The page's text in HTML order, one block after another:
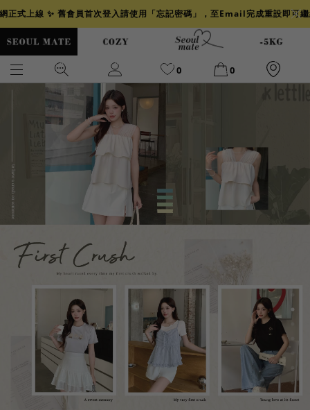
正式上線 ✨ 舊會員首次登入請使用「忘記密碼」，至Email完成重設即可
0 0
背心 洋裝 舒芙蕾
透膚 牛仔
牛仔裙 冰感